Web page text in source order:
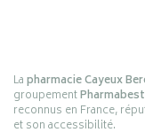
Lapharmacie Cayeux
groupementPharmabest
reconnus en France,
et son accessibilité.